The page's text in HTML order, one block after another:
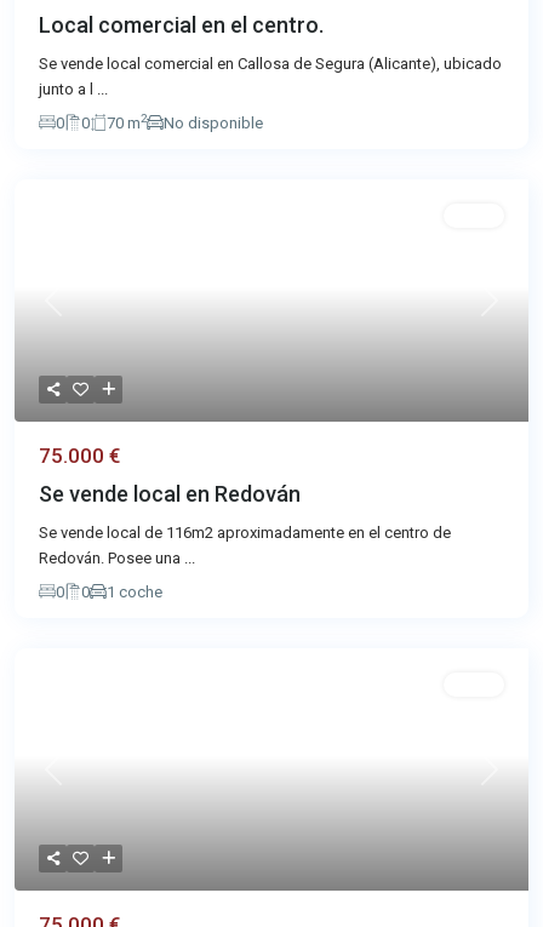
Local comercial en el centro.
Se vende local comercial en Callosa de Segura (Alicante), ubicado
junto a l ...
0
0 70 m2 No disponible
75.000 €
Se vende local en Redován
Se vende local de 116m2 aproximadamente en el centro de
Redován. Posee una ...
0
0 1 coche